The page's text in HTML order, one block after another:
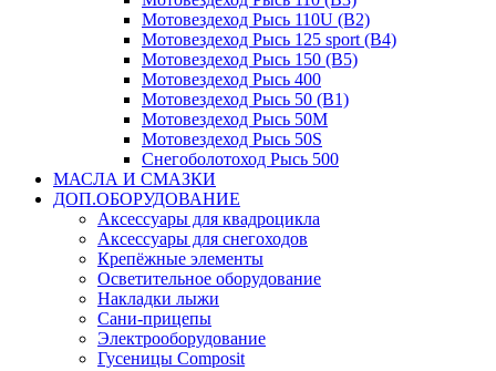
Мотовездеход Рысь 110U (B2)
Мотовездеход Рысь 125 sport (B4)
Мотовездеход Рысь 150 (B5)
Мотовездеход Рысь 400
Мотовездеход Рысь 50 (B1)
Мотовездеход Рысь 50M
Мотовездеход Рысь 50S
Снегоболотоход Рысь 500
МАСЛА И СМАЗКИ
ДОП.ОБОРУДОВАНИЕ
Аксессуары для квадроцикла
Аксессуары для снегоходов
Крепёжные элементы
Осветительное оборудование
Накладки лыжи
Сани-прицепы
Электрооборудование
Гусеницы Composit